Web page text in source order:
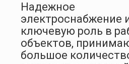
Надежное
электроснабжение
ключевую роль в
объектов,
большое